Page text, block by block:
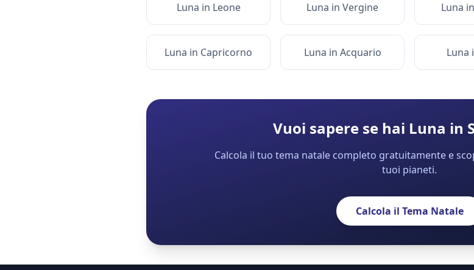
Luna in Leone Luna in Vergine Luna in
Luna in Capricorno Luna in Acquario Luna
Vuoi sapere se hai Luna in
Calcola il tuo tema natale completo gratuitamente e
tuoi pianeti.
Calcola il Tema Natale